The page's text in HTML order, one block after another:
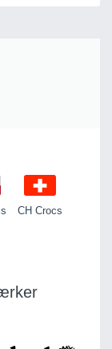
CH Crocs